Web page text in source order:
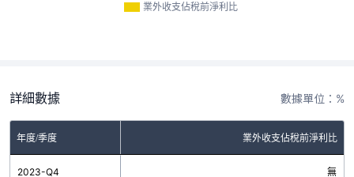
業外收支佔稅前淨利比
詳細數據 數據單位：%
年度/季度 業外收支佔稅前淨利比
2023-Q4 無